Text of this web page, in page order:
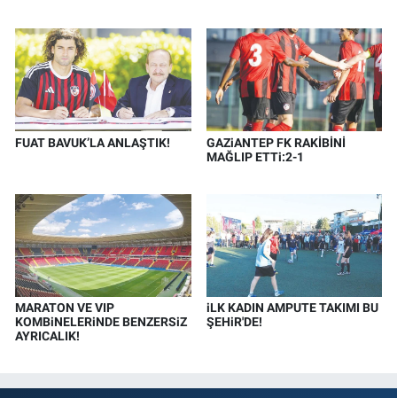
FUAT BAVUK’LA ANLAŞTIK!
GAZiANTEP FK RAKİBİNİ
MAĞLIP ETTi:2-1
MARATON VE VIP
KOMBiNELERiNDE BENZERSiZ
AYRICALIK!
iLK KADIN AMPUTE TAKIMI BU
ŞEHiR'DE!